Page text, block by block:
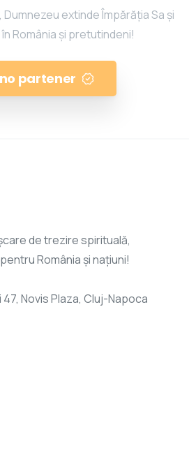
extinde Împărăția Sa și
România și pretutindeni!
partener
de trezire spirituală,
România și națiuni!
Novis Plaza, Cluj-Napoca